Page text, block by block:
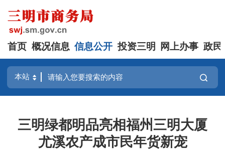
首页 概况信息 信息公开 投资三明 网上办事 政民
三明绿都明品亮相福州三明大厦
尤溪农产成市民年货新宠